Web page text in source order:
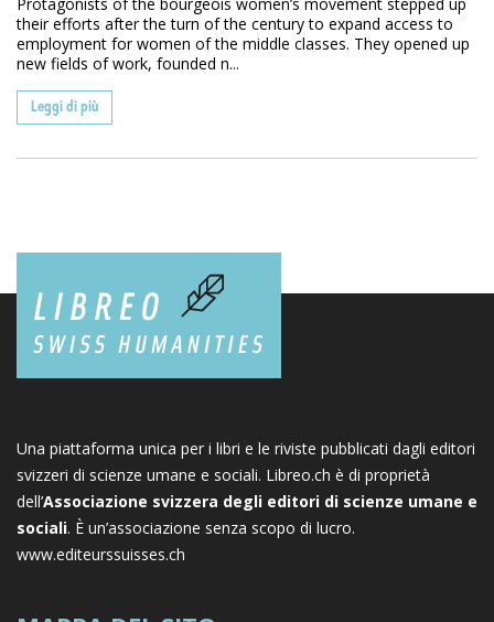
their efforts after the turn of the century to expand access to
employment for women of the middle classes. They opened up
new fields of work, founded n...
Leggi di più
Una piattaforma unica per i libri e le riviste pubblicati dagli editori
svizzeri di scienze umane e sociali. Libreo.ch è di proprietà
dell’Associazione svizzera degli editori di scienze umane e
sociali. È un’associazione senza scopo di lucro.
www.editeurssuisses.ch